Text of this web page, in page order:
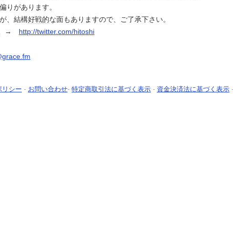
りがあります。
、結構好戦的な面もありますので、ご了承下さい。
。→ http://twitter.com/hitoshi
リシー - お問い合わせ- 特定商取引法に基づく表示 - 資金決済法に基づく表示 -